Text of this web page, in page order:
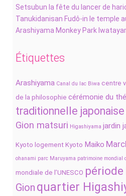
Setsubun la fête du lancer de
Tanukidanisan Fudô-in le temple
Arashiyama Monkey Park
Étiquettes
Arashiyama Canal du lac Biwa centre
de la philosophie cérémonie du thé
traditionnelle japonaise
Gion matsuri Higashiyama jardin
Kyoto logement Kyoto Maiko
ohanami parc Maruyama patrimoine mondial
mondiale de l’UNESCO
Gion quartier